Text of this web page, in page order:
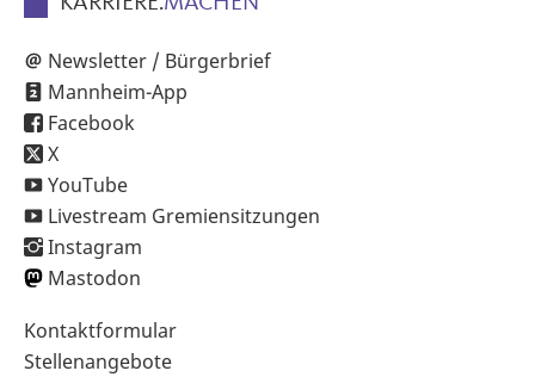
Newsletter / Bürgerbrief
Mannheim-App
Facebook
X
YouTube
Livestream Gremiensitzungen
Instagram
Mastodon
Sekundärnavigation
im
Kontaktformular
Stellenangebote